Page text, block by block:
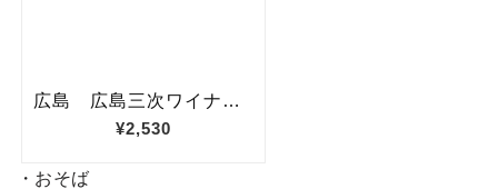
・おそば